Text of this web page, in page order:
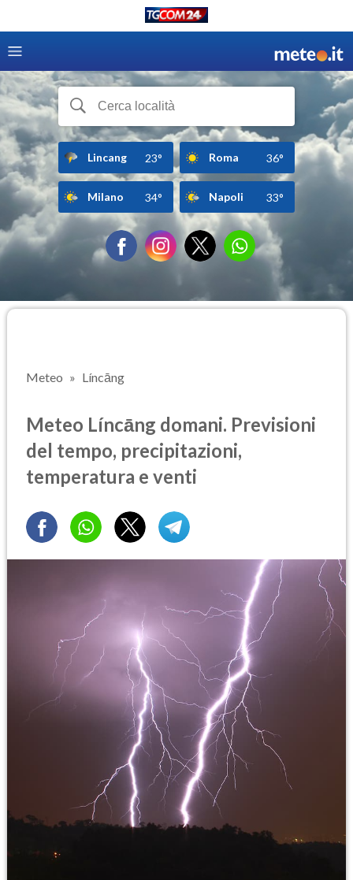
Lincang 23° Roma 36°
Milano 34° Napoli 33°
Meteo Líncāng
Meteo Líncāng domani. Previsioni
del tempo, precipitazioni,
temperatura e venti